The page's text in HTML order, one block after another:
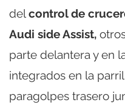
delcontrol de
Audi side Assist,
parte delantera y en
integrados en la
paragolpes trasero